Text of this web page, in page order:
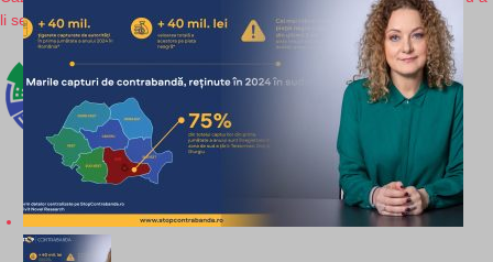
li se lua casele!